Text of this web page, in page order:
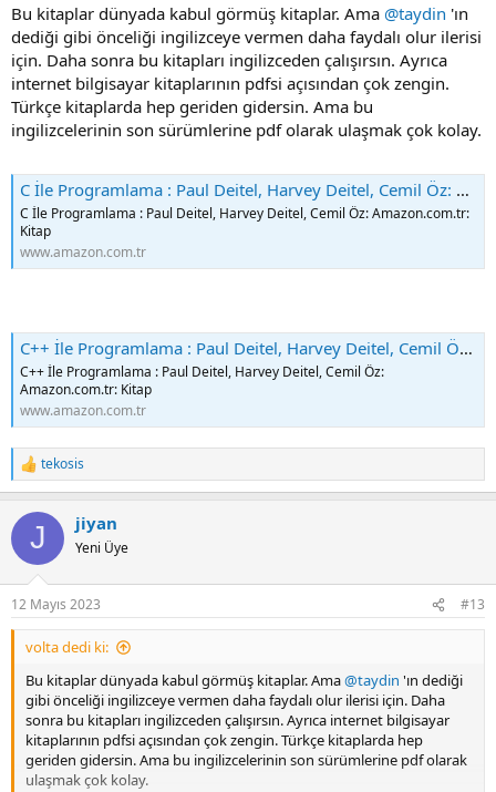
Bu kitaplar dünyada kabul görmüş kitaplar. Ama @taydin 'ın
dediği gibi önceliği ingilizceye vermen daha faydalı olur ilerisi
için. Daha sonra bu kitapları ingilizceden çalışırsın. Ayrıca
internet bilgisayar kitaplarının pdfsi açısından çok zengin.
Türkçe kitaplarda hep geriden gidersin. Ama bu
ingilizcelerinin son sürümlerine pdf olarak ulaşmak çok kolay.
C İle Programlama : Paul Deitel, Harvey Deitel, Cemil Öz: Amazon.com.tr: Kitap
C İle Programlama : Paul Deitel, Harvey Deitel, Cemil Öz: Amazon.com.tr:
Kitap
www.amazon.com.tr
C++ İle Programlama : Paul Deitel, Harvey Deitel, Cemil Öz: Amazon.com.tr: Kitap
C++ İle Programlama : Paul Deitel, Harvey Deitel, Cemil Öz:
Amazon.com.tr: Kitap
www.amazon.com.tr
R
e
c
i
s
:
tekosis
J jiyan
Yeni Üye
12 Mayıs 2023 #13
volta dedi ki:
Bu kitaplar dünyada kabul görmüş kitaplar. Ama@taydin 'ın dediği
gibi önceliği ingilizceye vermen daha faydalı olur ilerisi için. Daha
sonra bu kitapları ingilizceden çalışırsın. Ayrıca internet bilgisayar
kitaplarının pdfsi açısından çok zengin. Türkçe kitaplarda hep
geriden gidersin. Ama bu ingilizcelerinin son sürümlerine pdf olarak
ulaşmak çok kolay.